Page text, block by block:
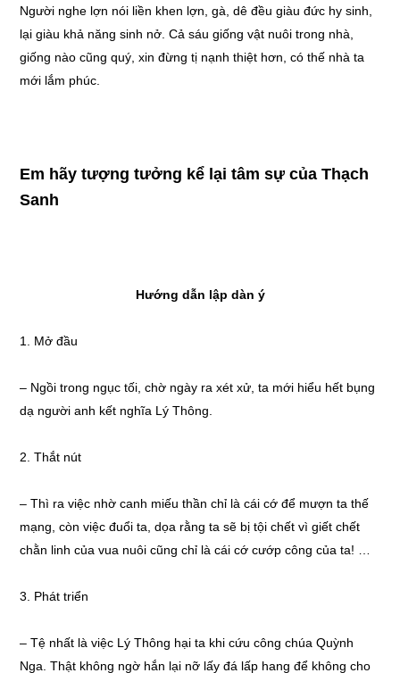
Người nghe lợn nói liền khen lợn, gà, dê đều giàu đức hy sinh,
lại giàu khả năng sinh nở. Cả sáu giống vật nuôi trong nhà,
giống nào cũng quý, xin đừng tị nạnh thiệt hơn, có thế nhà ta
mới lắm phúc.
Em hãy tượng tưởng kể lại tâm sự của Thạch
Sanh
Hướng dẫn lập dàn ý
1. Mở đầu
– Ngồi trong ngục tối, chờ ngày ra xét xử, ta mới hiểu hết bụng
dạ người anh kết nghĩa Lý Thông.
2. Thắt nút
– Thì ra việc nhờ canh miếu thần chỉ là cái cớ để mượn ta thế
mạng, còn việc đuổi ta, dọa rằng ta sẽ bị tội chết vì giết chết
chằn linh của vua nuôi cũng chỉ là cái cớ cướp công của ta! …
3. Phát triển
– Tệ nhất là việc Lý Thông hại ta khi cứu công chúa Quỳnh
Nga. Thật không ngờ hắn lại nỡ lấy đá lấp hang để không cho